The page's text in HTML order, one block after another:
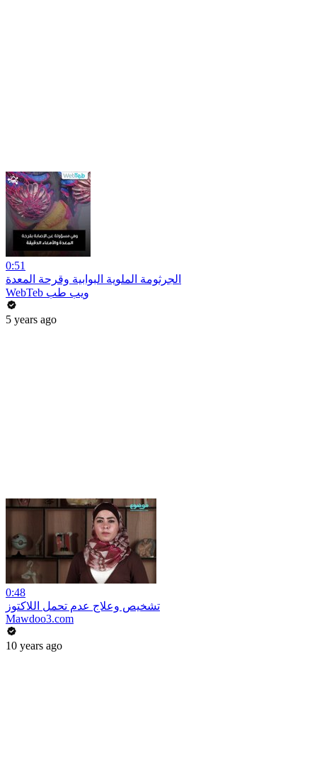
0:51
الجرثومة الملوية البوابية وقرحة المعدة
WebTeb ويب طب
5 years ago
0:48
تشخيص وعلاج عدم تحمل اللاكتوز
Mawdoo3.com
10 years ago